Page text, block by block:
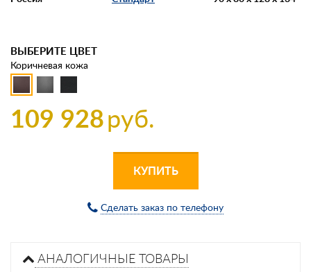
ВЫБЕРИТЕ ЦВЕТ
Коричневая кожа
109 928руб.
КУПИТЬ
Сделать заказ по телефону
АНАЛОГИЧНЫЕ ТОВАРЫ